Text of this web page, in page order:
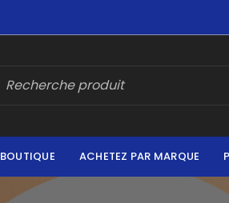
BOUTIQUE ACHETEZ PAR MARQUE